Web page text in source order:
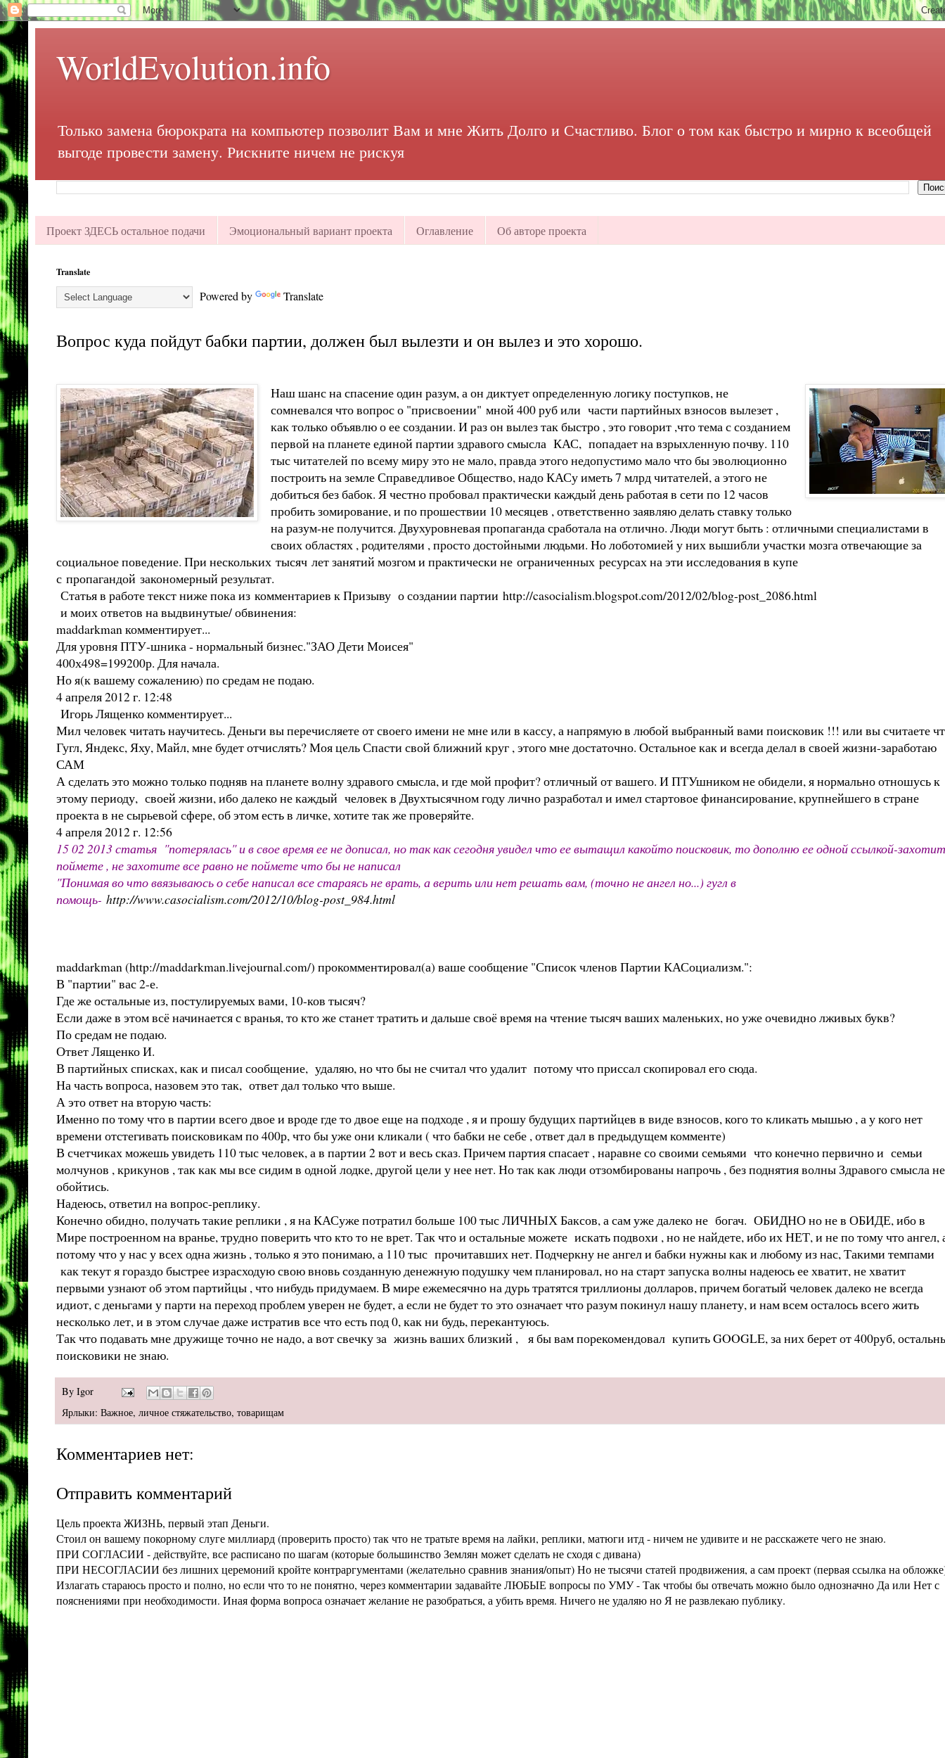
WorldEvolution.info
Только замена бюрократа на компьютер позволит Вам и мне Жить Долго и Счастливо. Блог о том как быстро и мирно к всеобщей
выгоде провести замену. Рискните ничем не рискуя
Проект ЗДЕСЬ остальное подачи Эмоциональный вариант проекта Оглавление Об авторе проекта
Translate
Powered by Translate
Вопрос куда пойдут бабки партии, должен был вылезти и он вылез и это хорошо.
Наш шанс на спасение один разум, а он диктует определенную логику поступков, не
сомневался что вопрос о "присвоении" мной 400 руб или части партийных взносов вылезет ,
как только объявлю о ее создании. И раз он вылез так быстро , это говорит ,что тема с созданием
первой на планете единой партии здравого смысла КАС, попадает на взрыхленную почву. 110
тыс читателей по всему миру это не мало, правда этого недопустимо мало что бы эволюционно
построить на земле Справедливое Общество, надо КАСу иметь 7 млрд читателей, а этого не
добиться без бабок. Я честно пробовал практически каждый день работая в сети по 12 часов
пробить зомирование, и по прошествии 10 месяцев , ответственно заявляю делать ставку только
на разум-не получится. Двухуровневая пропаганда сработала на отлично. Люди могут быть : отличными специалистами в
своих областях , родителями , просто достойными людьми. Но лоботомией у них вышибли участки мозга отвечающие за
социальное поведение. При нескольких тысяч лет занятий мозгом и практически не ограниченных ресурсах на эти исследования в купе
с пропагандой закономерный результат.
Статья в работе текст ниже пока из комментариев к Призыву о создании партии http://casocialism.blogspot.com/2012/02/blog-post_2086.html
и моих ответов на выдвинутые/ обвинения:
maddarkman комментирует...
Для уровня ПТУ-шника - нормальный бизнес."ЗАО Дети Моисея"
400х498=199200р. Для начала.
Но я(к вашему сожалению) по средам не подаю.
4 апреля 2012 г. 12:48
Игорь Лященко комментирует...
Мил человек читать научитесь. Деньги вы перечисляете от своего имени не мне или в кассу, а напрямую в любой выбранный вами поисковик !!! или вы считаете
Гугл, Яндекс, Яху, Майл, мне будет отчислять? Моя цель Спасти свой ближний круг , этого мне достаточно. Остальное как и всегда делал в своей жизни-заработаю
САМ
А сделать это можно только подняв на планете волну здравого смысла, и где мой профит? отличный от вашего. И ПТУшником не обидели, я нормально отношусь к
этому периоду, своей жизни, ибо далеко не каждый человек в Двухтысячном году лично разработал и имел стартовое финансирование, крупнейшего в стране
проекта в не сырьевой сфере, об этом есть в личке, хотите так же проверяйте.
4 апреля 2012 г. 12:56
15 02 2013 статья "потерялась" и в свое время ее не дописал, но так как сегодня увидел что ее вытащил какойто поисковик, то дополню ее одной ссылкой-
поймете , не захотите все равно не поймете что бы не написал
"Понимая во что ввязываюсь о себе написал все стараясь не врать, а верить или нет решать вам, (точно не ангел но...) гугл в
помощь- http://www.casocialism.com/2012/10/blog-post_984.html
maddarkman (http://maddarkman.livejournal.com/) прокомментировал(а) ваше сообщение "Список членов Партии КАСоциализм.":
В "партии" вас 2-е.
Где же остальные из, постулируемых вами, 10-ков тысяч?
Если даже в этом всё начинается с вранья, то кто же станет тратить и дальше своё время на чтение тысяч ваших маленьких, но уже очевидно лживых букв?
По средам не подаю.
Ответ Лященко И.
В партийных списках, как и писал сообщение, удаляю, но что бы не считал что удалит потому что приссал скопировал его сюда.
На часть вопроса, назовем это так, ответ дал только что выше.
А это ответ на вторую часть:
Именно по тому что в партии всего двое и вроде где то двое еще на подходе , я и прошу будущих партийцев в виде взносов, кого то кликать мышью , а у кого нет
времени отстегивать поисковикам по 400р, что бы уже они кликали ( что бабки не себе , ответ дал в предыдущем комменте)
В счетчиках можешь увидеть 110 тыс человек, а в партии 2 вот и весь сказ. Причем партия спасает , наравне со своими семьями что конечно первично и семьи
молчунов , крикунов , так как мы все сидим в одной лодке, другой цели у нее нет. Но так как люди отзомбированы напрочь , без поднятия волны Здравого смысла не
обойтись.
Надеюсь, ответил на вопрос-реплику.
Конечно обидно, получать такие реплики , я на КАСуже потратил больше 100 тыс ЛИЧНЫХ Баксов, а сам уже далеко не богач. ОБИДНО но не в ОБИДЕ, ибо в
Мире построенном на вранье, трудно поверить что кто то не врет. Так что и остальные можете искать подвохи , но не найдете, ибо их НЕТ, и не по тому что ангел,
потому что у нас у всех одна жизнь , только я это понимаю, а 110 тыс прочитавших нет. Подчеркну не ангел и бабки нужны как и любому из нас, Такими темпами
как текут я гораздо быстрее израсходую свою вновь созданную денежную подушку чем планировал, но на старт запуска волны надеюсь ее хватит, не хватит
первыми узнают об этом партийцы , что нибудь придумаем. В мире ежемесячно на дурь тратятся триллионы долларов, причем богатый человек далеко не всегда
идиот, с деньгами у парти на переход проблем уверен не будет, а если не будет то это означает что разум покинул нашу планету, и нам всем осталось всего жить
несколько лет, и в этом случае даже истратив все что есть под 0, как ни будь, перекантуюсь.
Так что подавать мне дружище точно не надо, а вот свечку за жизнь ваших близкий , я бы вам порекомендовал купить GOOGLE, за них берет от 400руб,
поисковики не знаю.
By Igor
Ярлыки: Важное, личное стяжательство, товарищам
Комментариев нет:
Отправить комментарий
Цель проекта ЖИЗНЬ, первый этап Деньги.
Стоил он вашему покорному слуге миллиард (проверить просто) так что не тратьте время на лайки, реплики, матюги итд - ничем не удивите и не расскажете чего не знаю.
ПРИ СОГЛАСИИ - действуйте, все расписано по шагам (которые большинство Землян может сделать не сходя с дивана)
ПРИ НЕСОГЛАСИИ без лишних церемоний кройте контраргументами (желательно сравнив знания/опыт) Но не тысячи статей продвижения, а сам проект (первая ссылка на
Излагать стараюсь просто и полно, но если что то не понятно, через комментарии задавайте ЛЮБЫЕ вопросы по УМУ - Так чтобы бы отвечать можно было однозначно Да или Нет с
пояснениями при необходимости. Иная форма вопроса означает желание не разобраться, а убить время. Ничего не удаляю но Я не развлекаю публику.